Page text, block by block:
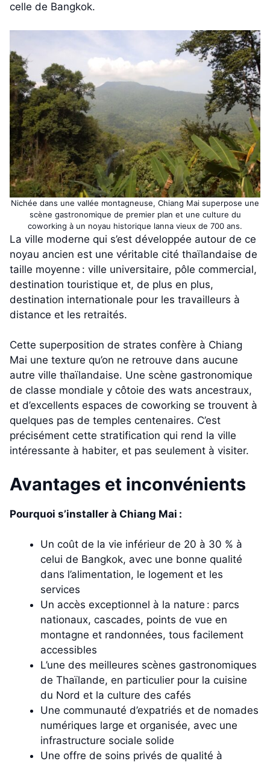
celle de Bangkok.
Nichée dans une vallée montagneuse, Chiang Mai superpose une
scène gastronomique de premier plan et une culture du
coworking à un noyau historique lanna vieux de 700 ans.
La ville moderne qui s’est développée autour de ce
noyau ancien est une véritable cité thaïlandaise de
taille moyenne : ville universitaire, pôle commercial,
destination touristique et, de plus en plus,
destination internationale pour les travailleurs à
distance et les retraités.
Cette superposition de strates confère à Chiang
Mai une texture qu’on ne retrouve dans aucune
autre ville thaïlandaise. Une scène gastronomique
de classe mondiale y côtoie des wats ancestraux,
et d’excellents espaces de coworking se trouvent à
quelques pas de temples centenaires. C’est
précisément cette stratification qui rend la ville
intéressante à habiter, et pas seulement à visiter.
Avantages et inconvénients
Pourquoi s’installer à Chiang Mai :
Un coût de la vie inférieur de 20 à 30 % à
celui de Bangkok, avec une bonne qualité
dans l’alimentation, le logement et les
services
Un accès exceptionnel à la nature : parcs
nationaux, cascades, points de vue en
montagne et randonnées, tous facilement
accessibles
L’une des meilleures scènes gastronomiques
de Thaïlande, en particulier pour la cuisine
du Nord et la culture des cafés
Une communauté d’expatriés et de nomades
numériques large et organisée, avec une
infrastructure sociale solide
Une offre de soins privés de qualité à